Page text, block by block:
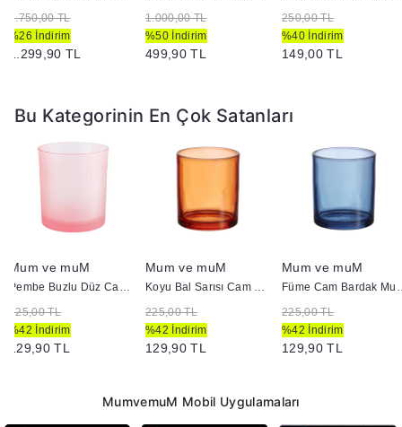
1.750,00 TL
%26 İndirim
1.299,90 TL
1.000,00 TL
%50 İndirim
499,90 TL
250,00 TL
%40 İndirim
149,00 TL
Bu Kategorinin En Çok Satanları
Mum ve muM
Pembe Buzlu Düz Cam Bardak Mumluk 405
225,00 TL
%42 İndirim
129,90 TL
Mum ve muM
Koyu Bal Sarısı Cam Bardak Mumluk 405
225,00 TL
%42 İndirim
129,90 TL
Mum ve muM
Füme Cam
225,00 TL
%42 İndirim
129,90 TL
MumvemuM Mobil Uygulamaları